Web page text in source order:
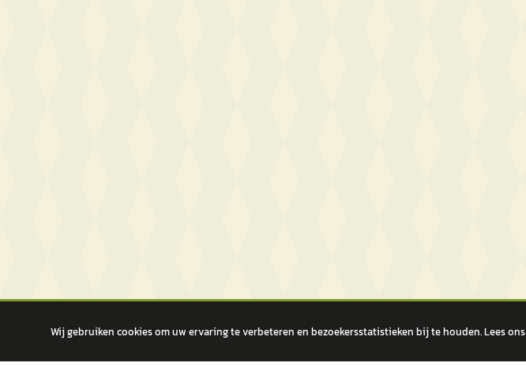
Wij gebruiken cookies om uw ervaring te verbeteren en bezoekersstatistieken bij te houden. Lees ons